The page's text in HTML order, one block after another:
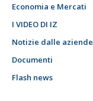
Economia e Mercati
I VIDEO DI IZ
Notizie dalle aziende
Documenti
Flash news